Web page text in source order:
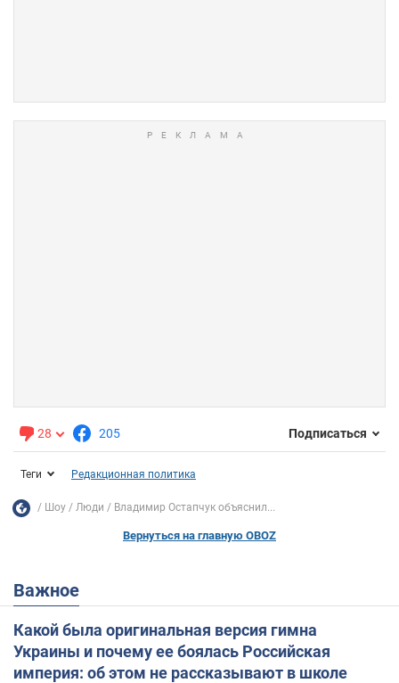
28 205 Подписаться
Теги Редакционная политика
Шоу Люди Владимир Остапчук объяснил...
Вернуться на главную OBOZ
Важное
Какой была оригинальная версия гимна
Украины и почему ее боялась Российская
империя: об этом не рассказывают в школе